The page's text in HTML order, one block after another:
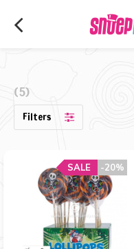
(5)
Filters
-20%
SALE